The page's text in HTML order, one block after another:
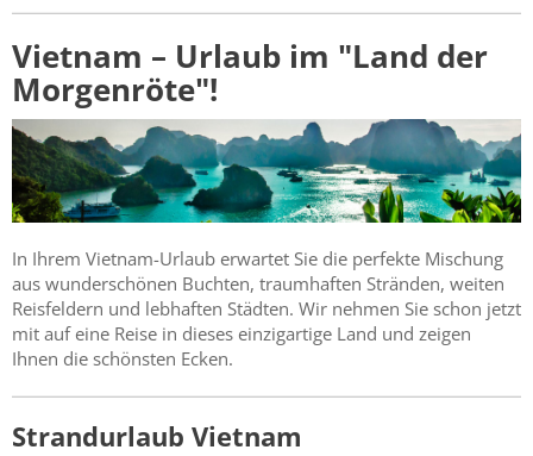
Vietnam – Urlaub im "Land der
Morgenröte"!
In Ihrem Vietnam-Urlaub erwartet Sie die perfekte Mischung
aus wunderschönen Buchten, traumhaften Stränden, weiten
Reisfeldern und lebhaften Städten. Wir nehmen Sie schon jetzt
mit auf eine Reise in dieses einzigartige Land und zeigen
Ihnen die schönsten Ecken.
Strandurlaub Vietnam